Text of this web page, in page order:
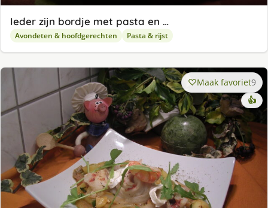
Ieder zijn bordje met pasta en …
Avondeten & hoofdgerechten Pasta & rijst
Maak favoriet9
👍